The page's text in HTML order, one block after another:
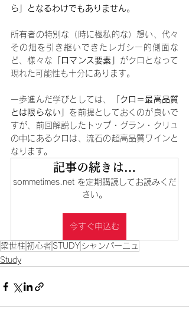
ら」となるわけでもありません。
所有者の特別な（時に極私的な）想い、代々
その畑を引き継いできたレガシー的側面な
ど、様々な 「ロマンス要素」 がクロとなって
現れた可能性も十分にあります。
一歩進んだ学びとしては、
「クロ＝最高品質
とは限らない」 を前提としておくのが良いで
すが、前回解説したトップ・グラン・クリュ
の中にあるクロは、流石の超高品質ワインと
なります。
記事の続きは…
sommetimes.net を定期購読してお読みくだ
さい。
今すぐ申込む
梁世柱 初心者 STUDY シャンパーニュ
Study